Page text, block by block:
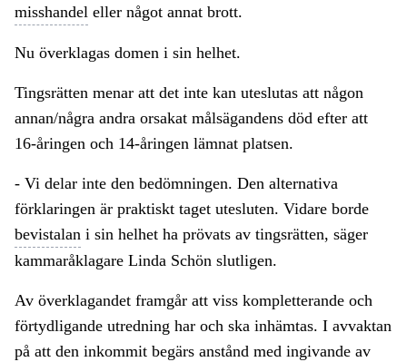
misshandel eller något annat brott.
Nu överklagas domen i sin helhet.
Tingsrätten menar att det inte kan uteslutas att någon
annan/några andra orsakat målsägandens död efter att
16-åringen och 14-åringen lämnat platsen.
- Vi delar inte den bedömningen. Den alternativa
förklaringen är praktiskt taget utesluten. Vidare borde
bevistalan i sin helhet ha prövats av tingsrätten, säger
kammaråklagare Linda Schön slutligen.
Av överklagandet framgår att viss kompletterande och
förtydligande utredning har och ska inhämtas. I avvaktan
på att den inkommit begärs anstånd med ingivande av